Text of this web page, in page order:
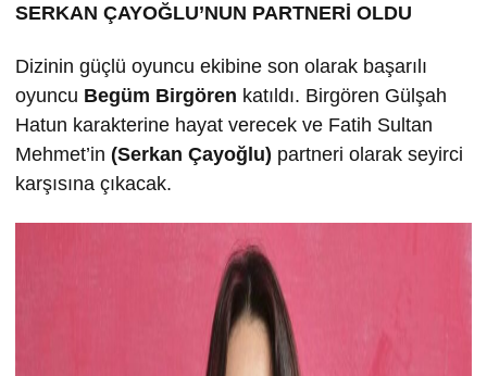
SERKAN ÇAYOĞLU’NUN PARTNERİ OLDU
Dizinin güçlü oyuncu ekibine son olarak başarılı
oyuncu Begüm Birgören katıldı. Birgören Gülşah
Hatun karakterine hayat verecek ve Fatih Sultan
Mehmet’in (Serkan Çayoğlu) partneri olarak seyirci
karşısına çıkacak.